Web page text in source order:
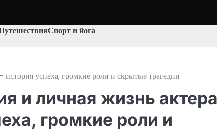
Спорт и йога
успеха, громкие роли и скрытые трагедии
и личная жизнь актера
громкие роли и